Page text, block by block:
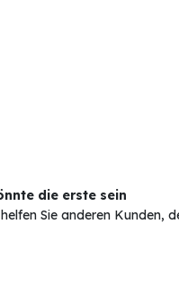
die erste sein
Sie anderen Kunden,